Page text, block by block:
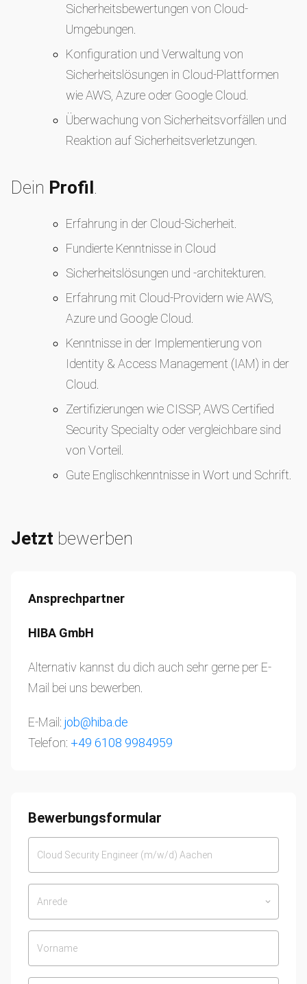
Sicherheitsbewertungen von Cloud-
Umgebungen.
Konfiguration und Verwaltung von
Sicherheitslösungen in Cloud-Plattformen
wie AWS, Azure oder Google Cloud.
Überwachung von Sicherheitsvorfällen und
Reaktion auf Sicherheitsverletzungen.
Dein Profil.
Erfahrung in der Cloud-Sicherheit.
Fundierte Kenntnisse in Cloud
Sicherheitslösungen und -architekturen.
Erfahrung mit Cloud-Providern wie AWS,
Azure und Google Cloud.
Kenntnisse in der Implementierung von
Identity & Access Management (IAM) in der
Cloud.
Zertifizierungen wie CISSP, AWS Certified
Security Specialty oder vergleichbare sind
von Vorteil.
Gute Englischkenntnisse in Wort und Schrift.
Jetzt bewerben
Ansprechpartner
HIBA GmbH
Alternativ kannst du dich auch sehr gerne per E-
Mail bei uns bewerben.
E-Mail: job@hiba.de
Telefon: +49 6108 9984959
Bewerbungsformular
Anrede keyboard_arrow_down